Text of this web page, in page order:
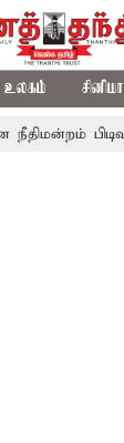
உலகம் சினிமா